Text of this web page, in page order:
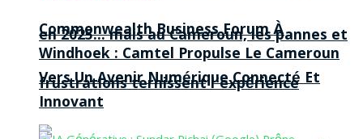
en 2025… mais au Cameroun, les pannes et
frustrations ternissent l’expérience
Commonwealth Business Forum À
Windhoek : Camtel Propulse Le Cameroun
Vers Un Avenir Numérique Connecté Et
Innovant